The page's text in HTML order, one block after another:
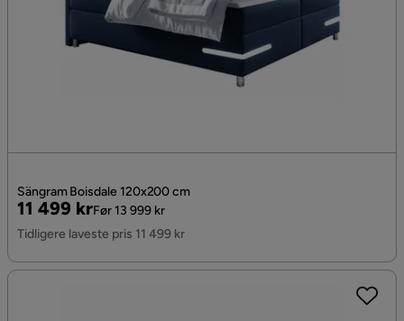
Sängram Boisdale 120x200 cm
Pris
11 499 kr
Original
Pris
Før 13 999 kr
Tidligere laveste pris 11 499 kr